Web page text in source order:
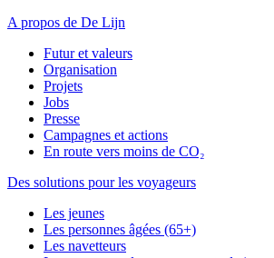
A propos de De Lijn
Futur et valeurs
Organisation
Projets
Jobs
Presse
Campagnes et actions
En route vers moins de CO₂
Des solutions pour les voyageurs
Les jeunes
Les personnes âgées (65+)
Les navetteurs